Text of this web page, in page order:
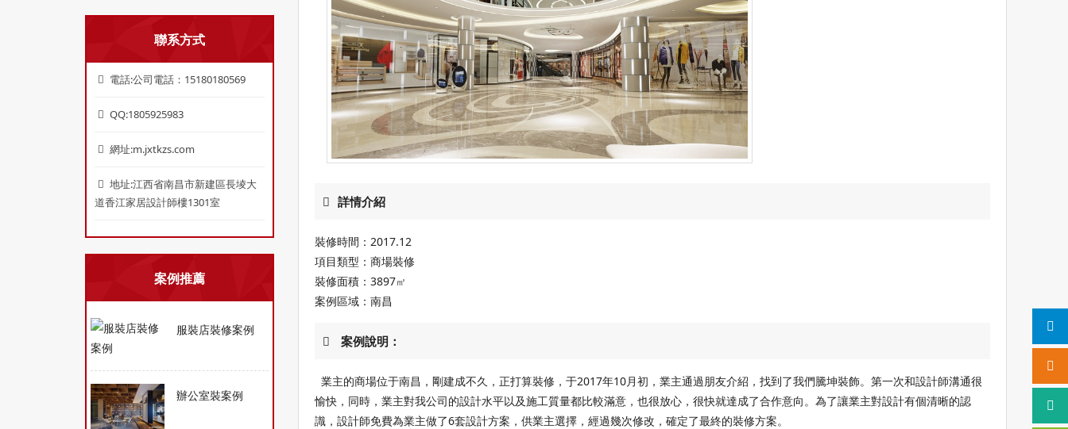
聯系方式
電話:公司電話：15180180569
QQ:1805925983
網址:m.jxtkzs.com
地址:江西省南昌市新建區長堎大
道香江家居設計師樓1301室
案例推薦
服裝店裝修案例
辦公室裝案例
詳情介紹
裝修時間：2017.12
項目類型：商場裝修
裝修面積：3897㎡
案例區域：南昌
案例說明：
業主的商場位于南昌，剛建成不久，正打算裝修，于2017年10月初，業主通過朋友介紹，找到了我們騰坤裝飾。第一次和設計師溝通很
愉快，同時，業主對我公司的設計水平以及施工質量都比較滿意，也很放心，很快就達成了合作意向。為了讓業主對設計有個清晰的認
識，設計師免費為業主做了6套設計方案，供業主選擇，經過幾次修改，確定了最終的裝修方案。